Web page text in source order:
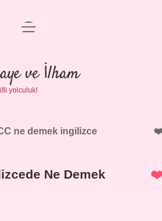
Anasayfa
Politikası
Yasal Uyarı
menüyü
ve İlham
yolculuk!
ne demek ingilizce
Ne Demek